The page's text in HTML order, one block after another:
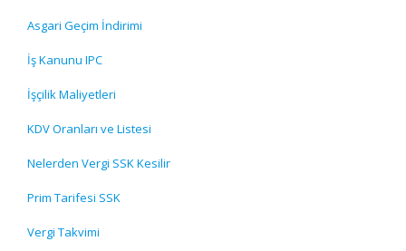
Asgari Geçim İndirimi
İş Kanunu IPC
İşçilik Maliyetleri
KDV Oranları ve Listesi
Nelerden Vergi SSK Kesilir
Prim Tarifesi SSK
Vergi Takvimi